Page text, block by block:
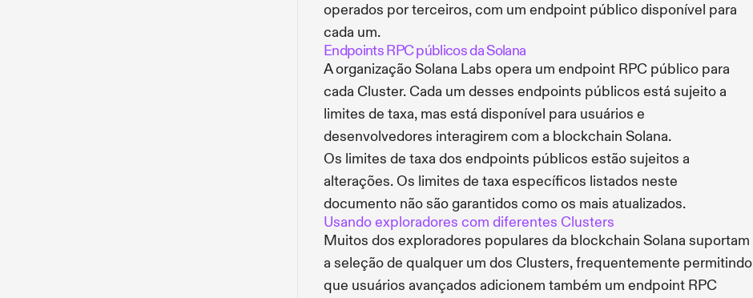
operados por terceiros, com um endpoint público disponível para
cada um.
Endpoints RPC públicos da Solana
A organização Solana Labs opera um endpoint RPC público para
cada Cluster. Cada um desses endpoints públicos está sujeito a
limites de taxa, mas está disponível para usuários e
desenvolvedores interagirem com a blockchain Solana.
Os limites de taxa dos endpoints públicos estão sujeitos a
alterações. Os limites de taxa específicos listados neste
documento não são garantidos como os mais atualizados.
Usando exploradores com diferentes Clusters
Muitos dos exploradores populares da blockchain Solana suportam
a seleção de qualquer um dos Clusters, frequentemente permitindo
que usuários avançados adicionem também um endpoint RPC